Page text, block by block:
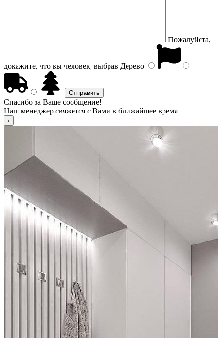
Пожалуйста,
докажите, что вы человек, выбрав Дерево.
Спасибо за Ваше сообщение!
Наш менеджер свяжется с Вами в ближайшее время.